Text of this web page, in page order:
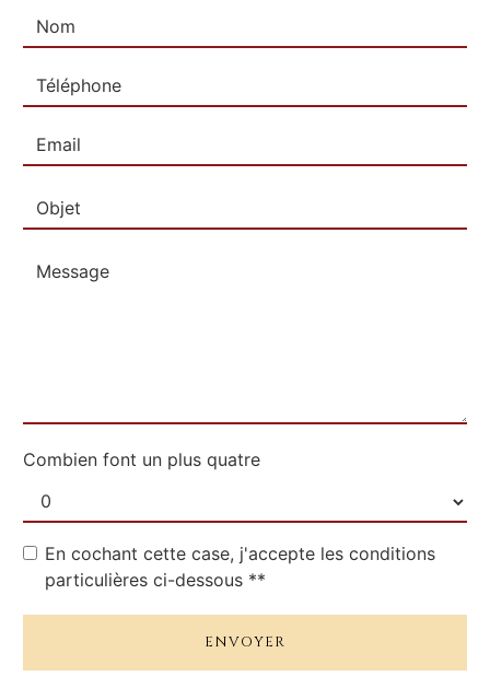
Combien font un plus quatre
En cochant cette case, j'accepte les conditions
particulières ci-dessous **
ENVOYER